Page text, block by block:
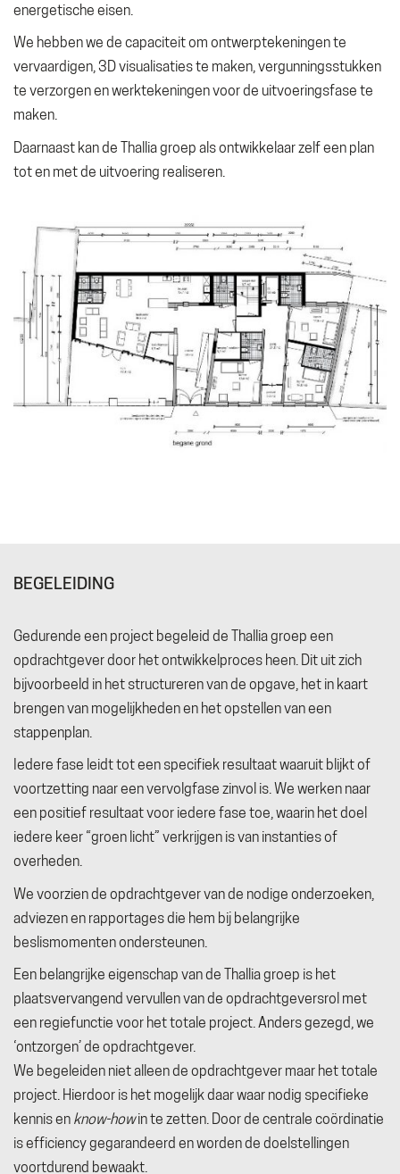
energetische eisen.
We hebben we de capaciteit om ontwerptekeningen te
vervaardigen, 3D visualisaties te maken, vergunningsstukken
te verzorgen en werktekeningen voor de uitvoeringsfase te
maken.
Daarnaast kan de Thallia groep als ontwikkelaar zelf een plan
tot en met de uitvoering realiseren.
BEGELEIDING
Gedurende een project begeleid de Thallia groep een
opdrachtgever door het ontwikkelproces heen. Dit uit zich
bijvoorbeeld in het structureren van de opgave, het in kaart
brengen van mogelijkheden en het opstellen van een
stappenplan.
Iedere fase leidt tot een specifiek resultaat waaruit blijkt of
voortzetting naar een vervolgfase zinvol is. We werken naar
een positief resultaat voor iedere fase toe, waarin het doel
iedere keer “groen licht” verkrijgen is van instanties of
overheden.
We voorzien de opdrachtgever van de nodige onderzoeken,
adviezen en rapportages die hem bij belangrijke
beslismomenten ondersteunen.
Een belangrijke eigenschap van de Thallia groep is het
plaatsvervangend vervullen van de opdrachtgeversrol met
een regiefunctie voor het totale project. Anders gezegd, we
‘ontzorgen’ de opdrachtgever.
We begeleiden niet alleen de opdrachtgever maar het totale
project. Hierdoor is het mogelijk daar waar nodig specifieke
kennis en know-howin te zetten. Door de centrale coördinatie
is efficiency gegarandeerd en worden de doelstellingen
voortdurend bewaakt.